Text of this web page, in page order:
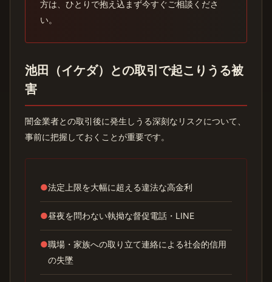
方は、ひとりで抱え込まず今すぐご相談くださ
い。
池田（イケダ）との取引で起こりうる被
害
闇金業者との取引後に発生しうる深刻なリスクについて、
事前に把握しておくことが重要です。
●法定上限を大幅に超える違法な高金利
●昼夜を問わない執拗な督促電話・LINE
●職場・家族への取り立て連絡による社会的信用
の失墜